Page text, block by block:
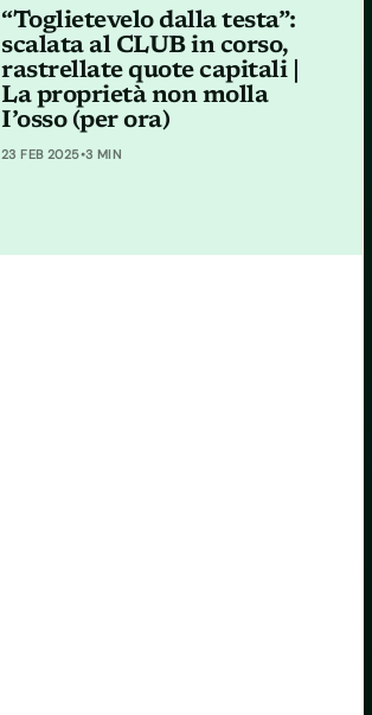
“Toglietevelo dalla testa”:
scalata al CLUB in corso,
rastrellate quote capitali |
La proprietà non molla
I’osso (per ora)
23 FEB 2025•3 MIN